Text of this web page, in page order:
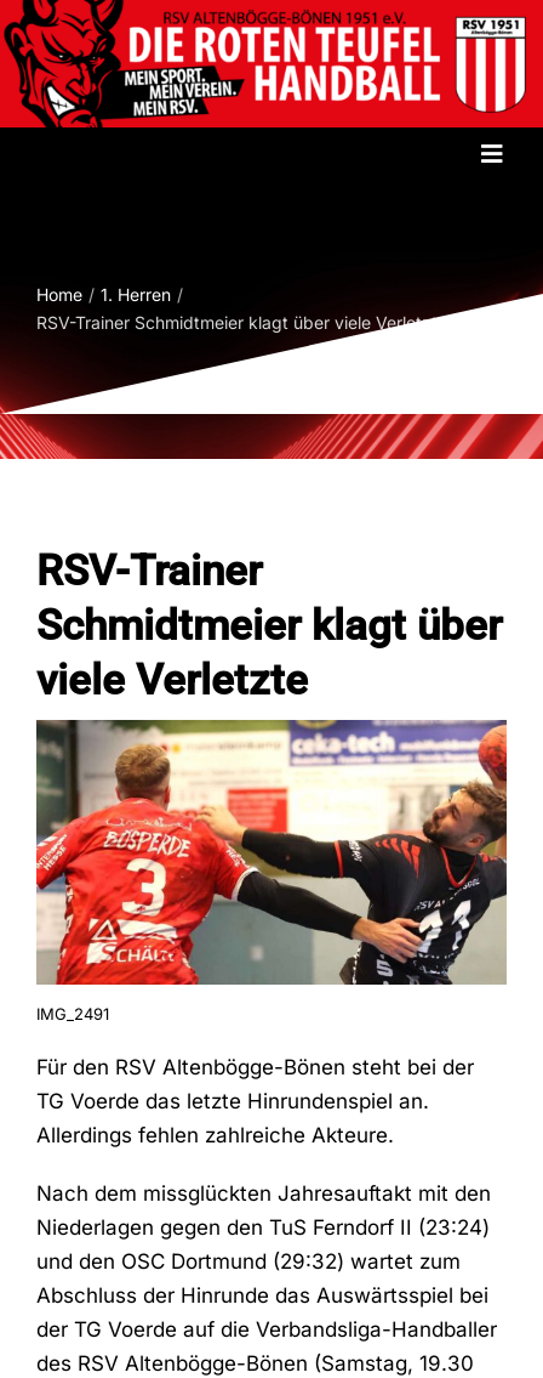
Zum
Inhalt
springen
Verein
Damen
Fans
Trainingszeiten
Kontakt
Home
1. Herren
RSV-Trainer Schmidtmeier klagt über viele Verletzte
RSV-Trainer
Schmidtmeier klagt über
viele Verletzte
IMG_2491
Für den RSV Altenbögge-Bönen steht bei der
TG Voerde das letzte Hinrundenspiel an.
Allerdings fehlen zahlreiche Akteure.
Nach dem missglückten Jahresauftakt mit den
Niederlagen gegen den TuS Ferndorf II (23:24)
und den OSC Dortmund (29:32) wartet zum
Abschluss der Hinrunde das Auswärtsspiel bei
der TG Voerde auf die Verbandsliga-Handballer
des RSV Altenbögge-Bönen (Samstag, 19.30